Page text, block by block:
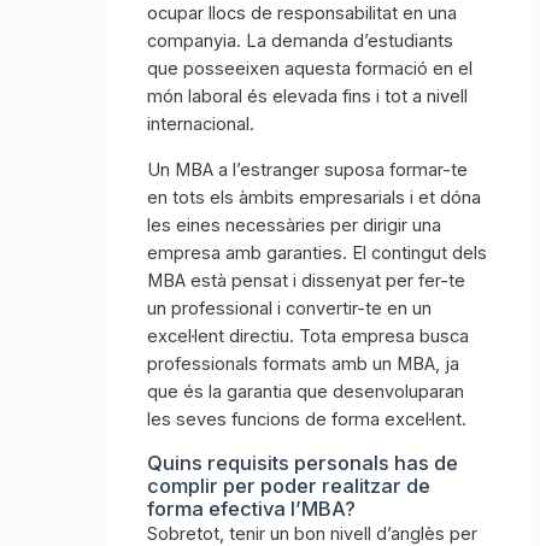
ocupar llocs de responsabilitat en una
companyia. La demanda d’estudiants
que posseeixen aquesta formació en el
món laboral és elevada fins i tot a nivell
internacional.
Un MBA a l’estranger suposa formar-te
en tots els àmbits empresarials i et dóna
les eines necessàries per dirigir una
empresa amb garanties. El contingut dels
MBA està pensat i dissenyat per fer-te
un professional i convertir-te en un
excel·lent directiu. Tota empresa busca
professionals formats amb un MBA, ja
que és la garantia que desenvoluparan
les seves funcions de forma excel·lent.
Quins requisits personals has de
complir per poder realitzar de
forma efectiva l’MBA?
Sobretot, tenir un bon nivell d’anglès per